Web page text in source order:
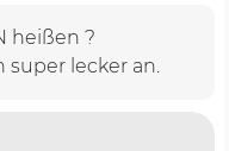
heißen ?
super lecker an.